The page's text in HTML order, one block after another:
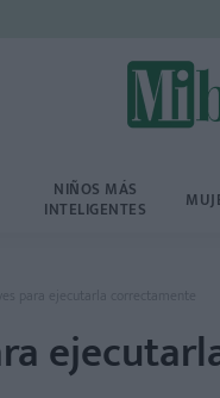
NIÑOS MÁS
INTELIGENTES
para ejecutarla correctamente